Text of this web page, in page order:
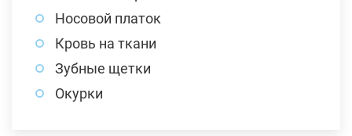
Носовой платок
Кровь на ткани
Зубные щетки
Окурки